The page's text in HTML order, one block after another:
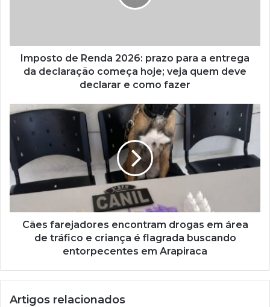
Imposto de Renda 2026: prazo para a entrega
da declaração começa hoje; veja quem deve
declarar e como fazer
Cães farejadores encontram drogas em área
de tráfico e criança é flagrada buscando
entorpecentes em Arapiraca
Artigos relacionados